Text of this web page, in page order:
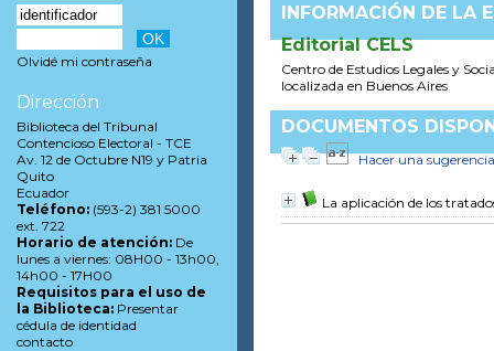
INFORMACIÓN DE LA
Editorial CELS
Centro de Estudios Legales y
localizada en Buenos Aires
DOCUMENTOS
Hacer una sugerencia
La aplicación de los
Olvidé mi contraseña
Dirección
Biblioteca del Tribunal
Contencioso Electoral - TCE
Av. 12 de Octubre N19 y Patria
Quito
Ecuador
Teléfono: (593-2) 381 5000
ext. 722
Horario de atención: De
lunes a viernes: 08H00 - 13h00,
14h00 - 17H00
Requisitos para el uso de
la Biblioteca: Presentar
cédula de identidad
contacto